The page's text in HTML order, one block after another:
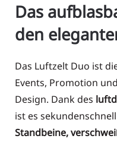
Das
den
Das Luftzelt Duo ist
Events, Promotion
Design. Dank des
ist es
Standbeine,